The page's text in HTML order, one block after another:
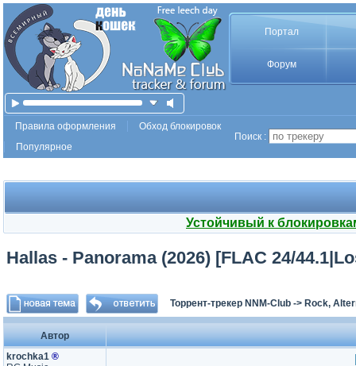
Портал
Форум
Правила оформления
Обход блокировок
Популярное
Поиск :
Устойчивый к
Hallas - Panorama (2026) [FLAC 24/
Торрент-трекер NNM-Club -> Rock,
Автор
krochka1 ®